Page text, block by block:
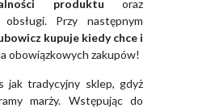
produktu oraz
obsługi. Przy następnym
kupuje kiedy chce i
obowiązkowych zakupów!
jak tradycyjny sklep, gdyż
marży. Wstępując do